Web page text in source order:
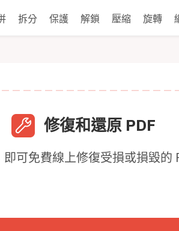
拆分 保護 解鎖 壓縮 旋轉
修復和還原 PDF
可免費線上修復受損或損毀的